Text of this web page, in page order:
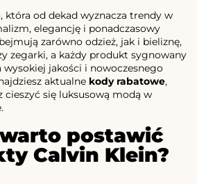
która od dekad wyznacza trendy w
elegancję i ponadczasowy
zarówno odzież, jak i bieliznę,
zegarki, a każdy produkt sygnowany
jakości i nowoczesnego
aktualne kody rabatowe,
się luksusową modą w
postawić
Calvin Klein?